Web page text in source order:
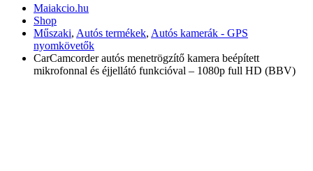
Maiakcio.hu
Shop
Műszaki, Autós termékek, Autós kamerák - GPS
nyomkövetők
CarCamcorder autós menetrögzítő kamera beépített
mikrofonnal és éjjellátó funkcióval – 1080p full HD (BBV)